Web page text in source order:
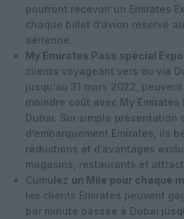
pourront recevoir un Emirates
chaque billet d’avion réservé
aérienne.
My Emirates Pass spécial
clients voyageant vers ou via
jusqu’au 31 mars 2022,
moindre coût avec My Emirates
Dubai. Sur simple présentation
d’embarquement Emirates, ils
réductions et d’avantages
magasins, restaurants et
Cumulez un Mile pour chaque
les clients Emirates peuvent
par minute passée à Dubaï